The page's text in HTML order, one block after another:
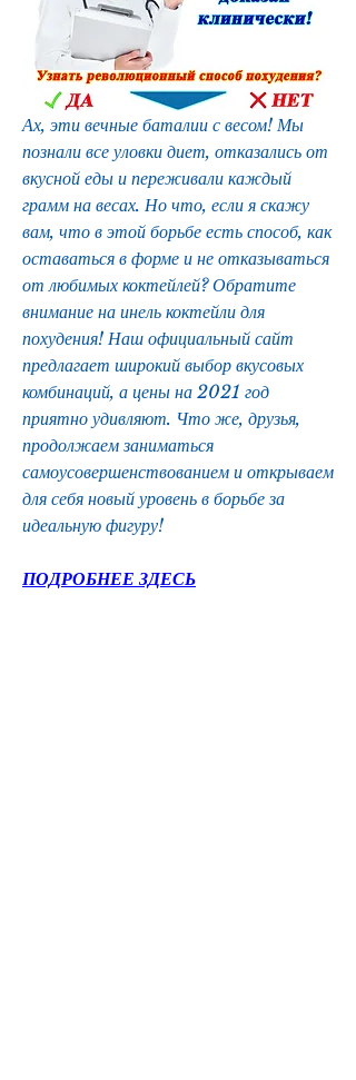
Ах, эти вечные баталии с весом! Мы
познали все уловки диет, отказались от
вкусной еды и переживали каждый
грамм на весах. Но что, если я скажу
вам, что в этой борьбе есть способ, как
оставаться в форме и не отказываться
от любимых коктейлей? Обратите
внимание на инель коктейли для
похудения! Наш официальный сайт
предлагает широкий выбор вкусовых
комбинаций, а цены на 2021 год
приятно удивляют. Что же, друзья,
продолжаем заниматься
самоусовершенствованием и открываем
для себя новый уровень в борьбе за
идеальную фигуру!
ПОДРОБНЕЕ ЗДЕСЬ